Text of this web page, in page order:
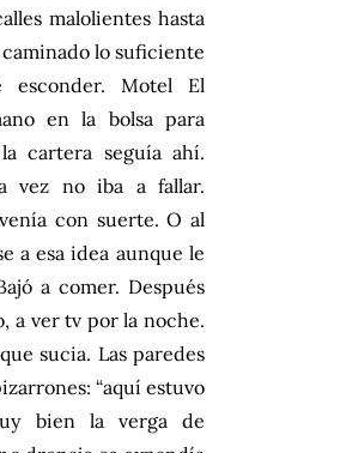
malolientes hasta
lo suficiente
esconder. Motel El
en la bolsa para
cartera seguía ahí.
vez no iba a fallar.
con suerte. O al
a esa idea aunque le
a comer. Después
a ver tv por la noche.
sucia. Las paredes
“aquí estuvo
bien la verga de